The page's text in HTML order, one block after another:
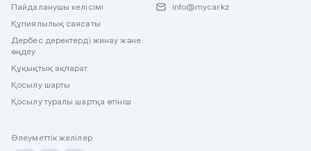
Пайдаланушы келісімі
Құпиялылық саясаты
Дербес деректерді жинау және
өңдеу
Құқықтық ақпарат
Қосылу шарты
Қосылу туралы шартқа өтініш
info@mycar.kz
Әлеуметтік желілер